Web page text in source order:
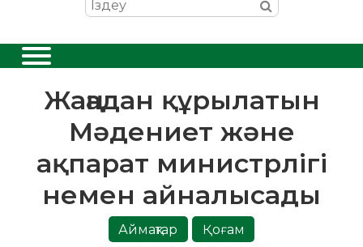
Жаңадан құрылатын
Мәдениет және
ақпарат министрлігі
немен айналысады
Аймақтар
Қоғам